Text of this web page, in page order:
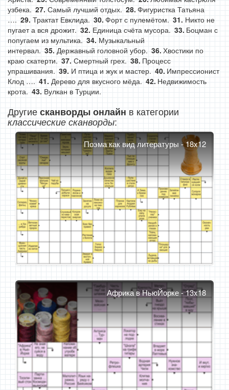
узбека.
Самый лучший отдых.
Фигуристка Татьяна
….
Трактат Евклида. Форт с пулемётом.
Никто не
пугает а вся дрожит.
Единица счёта мусора.
Боцман с
попугаем из мультика.
Музыкальный
интервал.
Державный головной убор.
Хвостики по
краю скатерти.
Смертный грех.
Процесс
упрашивания.
И птица и жук и мастер.
Импрессионист
Клод ….
Дерево для вкусного мёда.
Недвижимость
крота.
Вулкан в Турции.
Другиесканворды онлайн в категории
классические сканворды:
Поэма как вид литературы - 18x12
Африка в НьюЙорке - 13x18